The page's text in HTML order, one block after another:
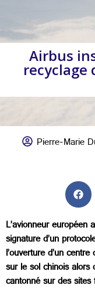
Airbus
recyclage
Pierre-Marie
L’avionneur
signature d’un
l’ouverture d’un
sur le sol chinois alors
cantonné sur des